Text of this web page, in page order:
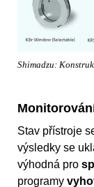
Shimadzu:
Stav přístroje
výsledky se
výhodná pro
programy